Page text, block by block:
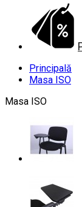
Principală
Masa ISO
Masa ISO